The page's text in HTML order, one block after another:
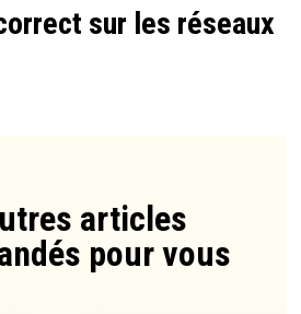
sur les réseaux
articles
pour vous​